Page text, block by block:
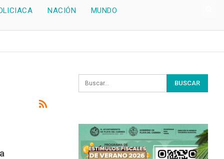
NACIÓN MUNDO